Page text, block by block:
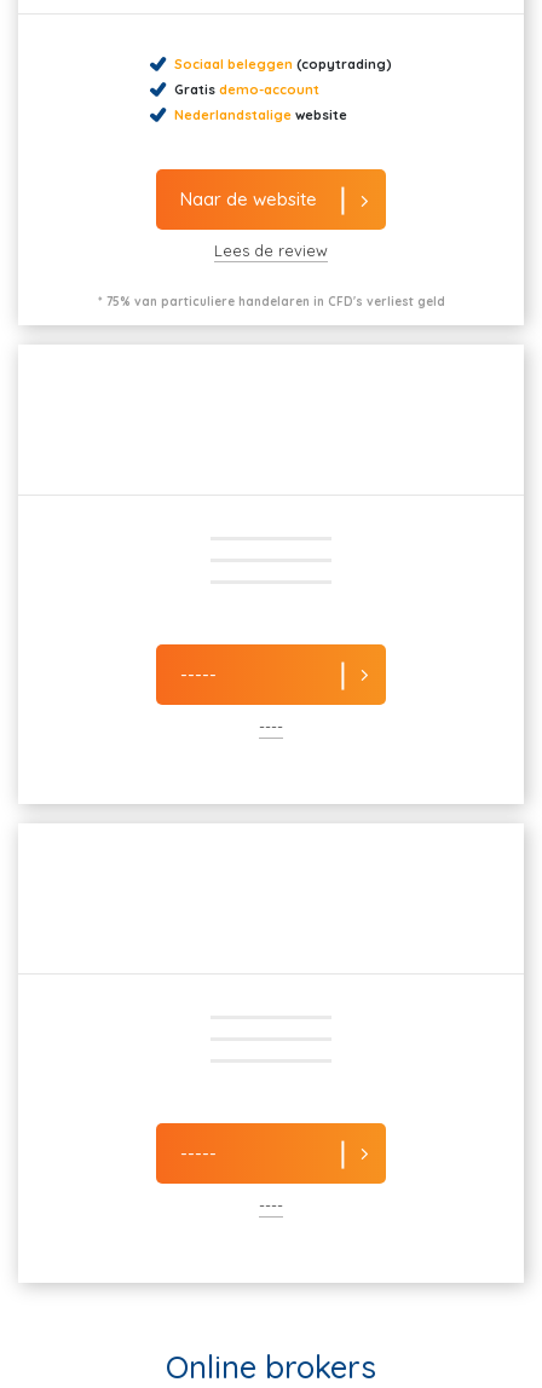
Sociaal beleggen (copytrading)
Gratis demo-account
Nederlandstalige website
Naar de website
Lees de review
* 75% van particuliere handelaren in CFD's verliest geld
-----
----
-----
----
Online brokers